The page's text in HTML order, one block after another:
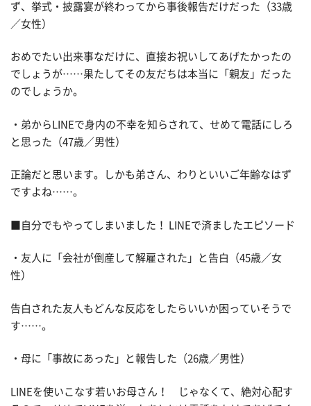
ず、挙式・披露宴が終わってから事後報告だけだった（33歳
／女性）
おめでたい出来事なだけに、直接お祝いしてあげたかったの
でしょうが……果たしてその友だちは本当に「親友」だった
のでしょうか。
・弟からLINEで身内の不幸を知らされて、せめて電話にしろ
と思った（47歳／男性）
正論だと思います。しかも弟さん、わりといいご年齢なはず
ですよね……。
■自分でもやってしまいました！ LINEで済ましたエピソード
・友人に「会社が倒産して解雇された」と告白（45歳／女
性）
告白された友人もどんな反応をしたらいいか困っていそうで
す……。
・母に「事故にあった」と報告した（26歳／男性）
LINEを使いこなす若いお母さん！ じゃなくて、絶対心配す